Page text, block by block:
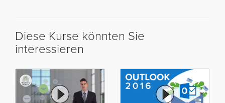
Diese Kurse könnten Sie
interessieren